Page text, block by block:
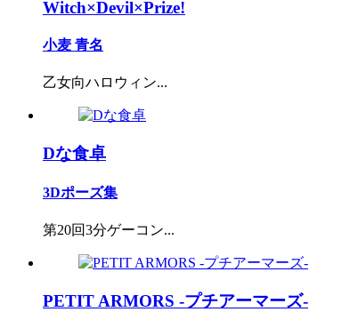
Witch×Devil×Prize!
小麦 青名
乙女向ハロウィン...
Dな食卓
3Dポーズ集
第20回3分ゲーコン...
PETIT ARMORS -プチアーマーズ-